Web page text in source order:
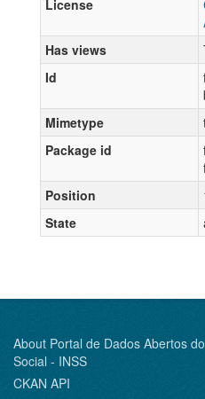
License
Has views
Id
Mimetype
Package id
Position
State
About Portal de Dados Abertos
Social - INSS
CKAN API